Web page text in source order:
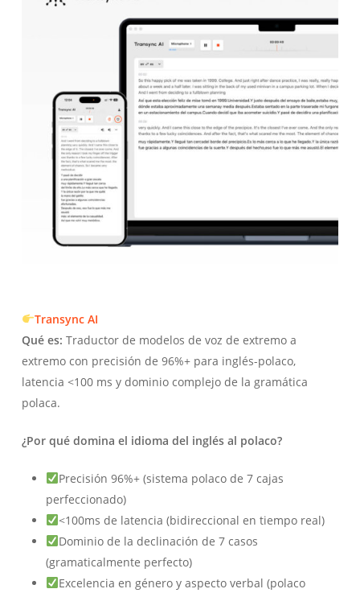
Transync AI
Qué es: Traductor de modelos de voz de extremo a
extremo con precisión de 96%+ para inglés-polaco,
latencia <100 ms y dominio complejo de la gramática
polaca.
¿Por qué domina el idioma del inglés al polaco?
Precisión 96%+ (sistema polaco de 7 cajas
perfeccionado)
<100ms de latencia (bidireccional en tiempo real)
Dominio de la declinación de 7 casos
(gramaticalmente perfecto)
Excelencia en género y aspecto verbal (polaco